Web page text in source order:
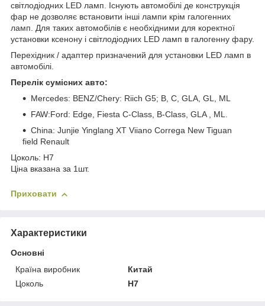
світлодіодних LED ламп. Існують автомобілі де конструкція
фар не дозволяє встановити інші лампи крім галогенних
ламп. Для таких автомобілів є необхідними для коректної
установки ксенону і світлодіодних LED ламп в галогенну фару.
Перехідник / адаптер призначений для установки LED ламп в
автомобілі.
Перелік сумісних авто:
Mercedes: BENZ/Chery: Riich G5; B, C, GLA, GL, ML
FAW:Ford: Edge, Fiesta C-Class, B-Class, GLA , ML.
China: Junjie Yinglang XT Viiano Correga New Tiguan
field Renault
Цоколь: H7
Ціна вказана за 1шт.
Приховати
Характеристики
Основні
Країна виробник
Китай
Цоколь
H7